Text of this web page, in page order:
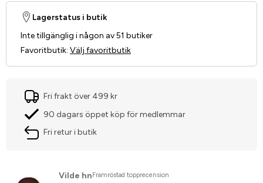
Lagerstatus i butik
Inte tillgänglig i någon av 51 butiker
Favoritbutik: Välj favoritbutik
Fri frakt över 499 kr
90 dagars öppet köp för medlemmar
Fri retur i butik
Vilde hn Framröstad topprecension